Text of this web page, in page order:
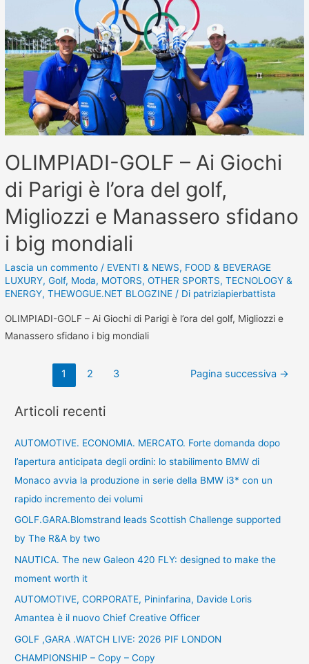
OLIMPIADI-GOLF – Ai Giochi
di Parigi è l’ora del golf,
Migliozzi e Manassero sfidano
i big mondiali
Lascia un commento / EVENTI & NEWS, FOOD & BEVERAGE
LUXURY,Golf, Moda, MOTORS,OTHER SPORTS,TECNOLOGY &
ENERGY,THEWOGUE.NET BLOGZINE / Di patriziapierbattista
OLIMPIADI-GOLF – Ai Giochi di Parigi è l’ora del golf, Migliozzi e
Manassero sfidano i big mondiali
1 2 3 Pagina successiva →
Articoli recenti
AUTOMOTIVE. ECONOMIA. MERCATO. Forte domanda dopo
l’apertura anticipata degli ordini: lo stabilimento BMW di
Monaco avvia la produzione in serie della BMW i3* con un
rapido incremento dei volumi
GOLF.GARA.Blomstrand leads Scottish Challenge supported
by The R&A by two
NAUTICA. The new Galeon 420 FLY: designed to make the
moment worth it
AUTOMOTIVE, CORPORATE, Pininfarina, Davide Loris
Amantea è il nuovo Chief Creative Officer
GOLF ,GARA .WATCH LIVE: 2026 PIF LONDON
CHAMPIONSHIP – Copy – Copy